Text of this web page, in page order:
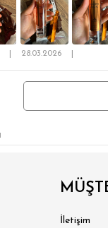
28.03.2026
İletişim